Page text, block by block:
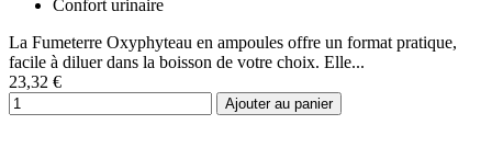
Confort urinaire
La Fumeterre Oxyphyteau en ampoules offre un format pratique,
facile à diluer dans la boisson de votre choix. Elle...
23,32 €
Ajouter au panier